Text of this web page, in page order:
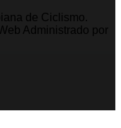
de Ciclismo.
Administrado por